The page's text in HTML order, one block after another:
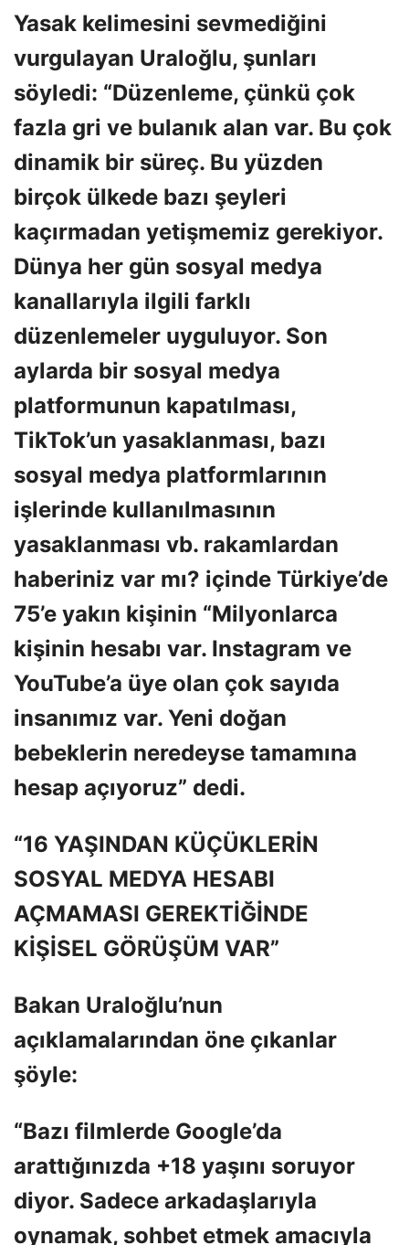
Yasak kelimesini sevmediğini
vurgulayan Uraloğlu, şunları
söyledi: “Düzenleme, çünkü çok
fazla gri ve bulanık alan var. Bu çok
dinamik bir süreç. Bu yüzden
birçok ülkede bazı şeyleri
kaçırmadan yetişmemiz gerekiyor.
Dünya her gün sosyal medya
kanallarıyla ilgili farklı
düzenlemeler uyguluyor. Son
aylarda bir sosyal medya
platformunun kapatılması,
TikTok’un yasaklanması, bazı
sosyal medya platformlarının
işlerinde kullanılmasının
yasaklanması vb. rakamlardan
haberiniz var mı? içinde Türkiye’de
75’e yakın kişinin “Milyonlarca
kişinin hesabı var. Instagram ve
YouTube’a üye olan çok sayıda
insanımız var. Yeni doğan
bebeklerin neredeyse tamamına
hesap açıyoruz” dedi.
“16 YAŞINDAN KÜÇÜKLERİN
SOSYAL MEDYA HESABI
AÇMAMASI GEREKTİĞİNDE
KİŞİSEL GÖRÜŞÜM VAR”
Bakan Uraloğlu’nun
açıklamalarından öne çıkanlar
şöyle:
“Bazı filmlerde Google’da
arattığınızda +18 yaşını soruyor
diyor. Sadece arkadaşlarıyla
oynamak, sohbet etmek amacıyla